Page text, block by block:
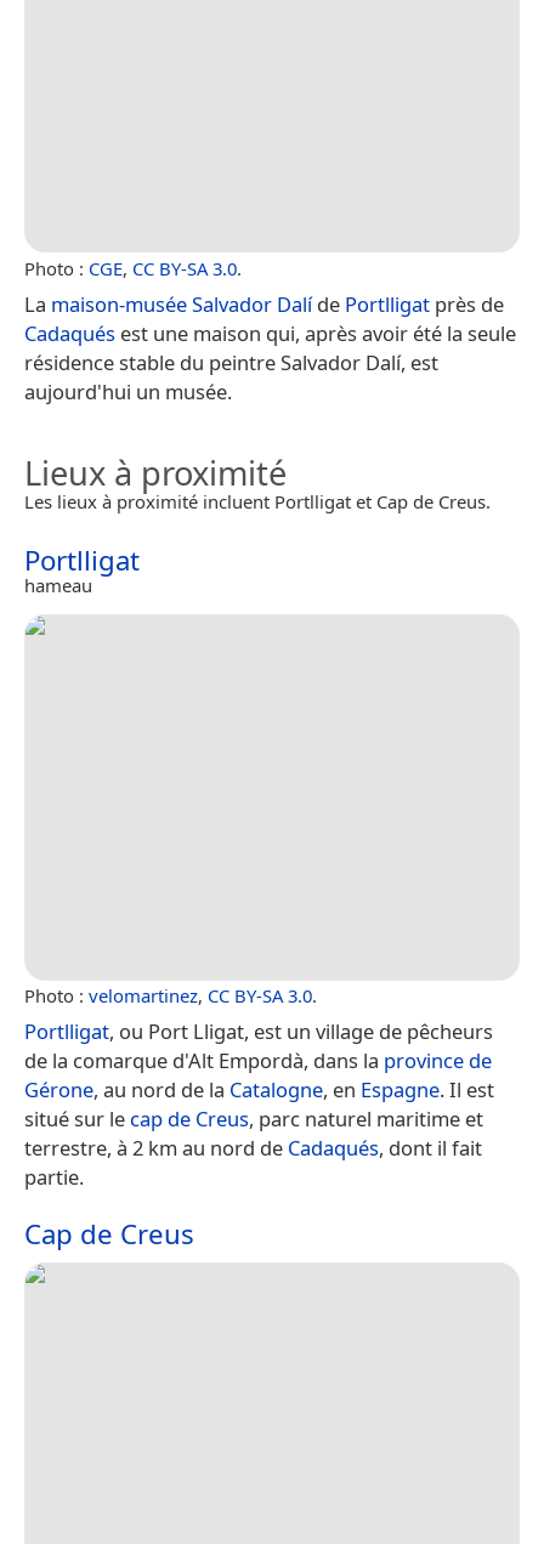
Photo : CGE, CC BY-SA 3.0.
La maison-musée Salvador Dalíde Portlligat près de
Cadaqués est une maison qui, après avoir été la seule
résidence stable du peintre Salvador Dalí, est
aujourd'hui un musée.
Lieux à proximité
Les lieux à proximité incluent Portlligat et Cap de Creus.
Portlligat
hameau
Photo : velomartinez, CC BY-SA 3.0.
Portlligat, ou Port Lligat, est un village de pêcheurs
de la comarque d'Alt Empordà, dans la province de
Gérone, au nord de la Catalogne, en Espagne. Il est
situé sur le cap de Creus, parc naturel maritime et
terrestre, à 2 km au nord de Cadaqués, dont il fait
partie.
Cap de Creus